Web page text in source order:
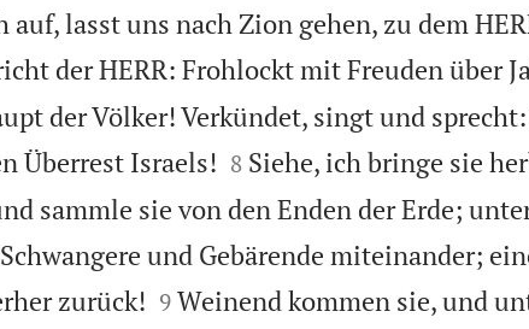
auf, lasst uns nach Zion gehen, zu dem
der HERR: Frohlockt mit Freuden über
der Völker! Verkündet, singt und
Überrest Israels!
8 Siehe, ich bringe sie
sammle sie von den Enden der Erde;
und Gebärende miteinander;
zurück!
9 Weinend kommen sie, und